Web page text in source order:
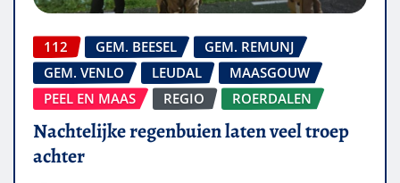
112 GEM. BEESEL
GEM. REMUNJ
GEM. VENLO
LEUDAL
MAASGOUW
PEEL EN MAAS
REGIO ROERDALEN
Nachtelijke regenbuien laten veel troep
achter